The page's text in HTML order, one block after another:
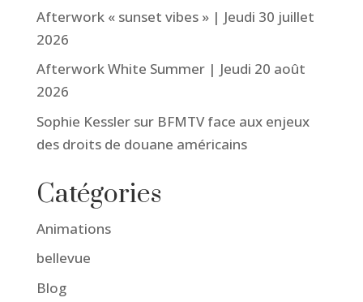
Afterwork « sunset vibes » | Jeudi 30 juillet
2026
Afterwork White Summer | Jeudi 20 août
2026
Sophie Kessler sur BFMTV face aux enjeux
des droits de douane américains
Catégories
Animations
bellevue
Blog